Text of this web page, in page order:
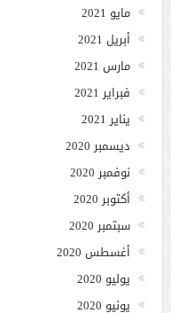
مايو 2021
أبريل 2021
مارس 2021
فبراير 2021
يناير 2021
ديسمبر 2020
نوفمبر 2020
أكتوبر 2020
سبتمبر 2020
أغسطس 2020
يوليو 2020
يونيو 2020